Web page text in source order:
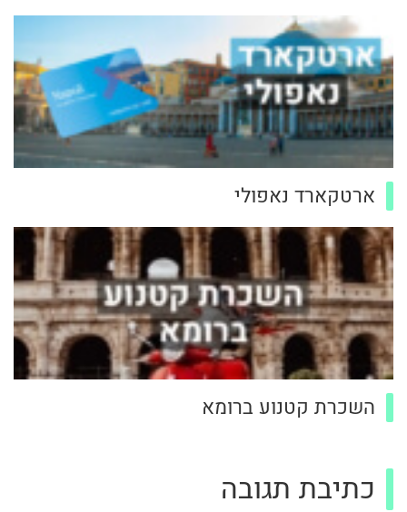
ארטקארד נאפולי
השכרת קטנוע ברומא
כתיבת תגובה